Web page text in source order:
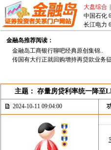
大盘综合
中国石化
长江电力
金融岛推荐阅读：
金融岛工商银行聊吧经典原创集锦..
传国有大行正就回购增持再贷款业务
主题： 存量房贷利率统一降至
2024-10-11 09:04:00